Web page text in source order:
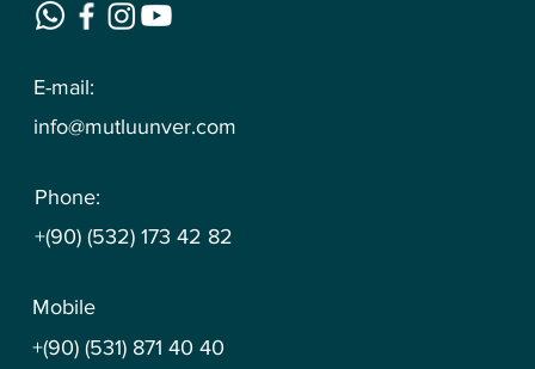
info@mutluunver.com
E-mail:
Phone:
+(90) (532) 173 42 82
Mobile
+(90) (531) 871 40 40